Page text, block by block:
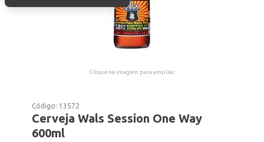
Clique na imagem para ampliar.
Código: 13572
Cerveja Wals Session One Way
600ml